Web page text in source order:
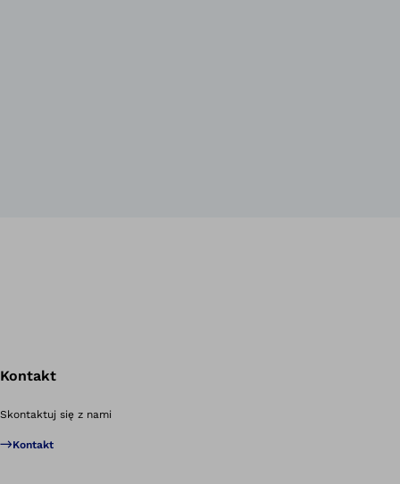
Kontakt
Skontaktuj się z nami
Kontakt